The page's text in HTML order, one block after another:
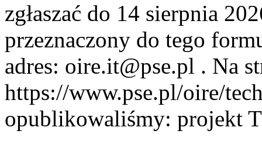
zgłaszać do 14 sierpnia
przeznaczony do tego
adres: oire.it@pse.pl . Na
https://www.pse.pl/oire/
opublikowaliśmy: projekt